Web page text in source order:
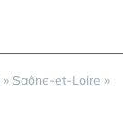
» Saône-et-Loire »